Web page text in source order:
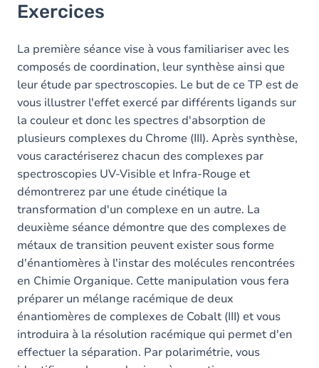
Exercices
La première séance vise à vous familiariser avec les
composés de coordination, leur synthèse ainsi que
leur étude par spectroscopies. Le but de ce TP est de
vous illustrer l'effet exercé par différents ligands sur
la couleur et donc les spectres d'absorption de
plusieurs complexes du Chrome (III). Après synthèse,
vous caractériserez chacun des complexes par
spectroscopies UV-Visible et Infra-Rouge et
démontrerez par une étude cinétique la
transformation d'un complexe en un autre. La
deuxième séance démontre que des complexes de
métaux de transition peuvent exister sous forme
d'énantiomères à l'instar des molécules rencontrées
en Chimie Organique. Cette manipulation vous fera
préparer un mélange racémique de deux
énantiomères de complexes de Cobalt (III) et vous
introduira à la résolution racémique qui permet d'en
effectuer la séparation. Par polarimétrie, vous